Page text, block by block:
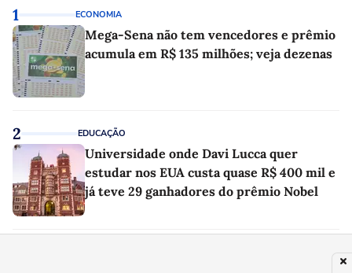
1 ECONOMIA
Mega-Sena não tem vencedores e prêmio
acumula em R$ 135 milhões; veja dezenas
2 EDUCAÇÃO
Universidade onde Davi Lucca quer
estudar nos EUA custa quase R$ 400 mil e
já teve 29 ganhadores do prêmio Nobel